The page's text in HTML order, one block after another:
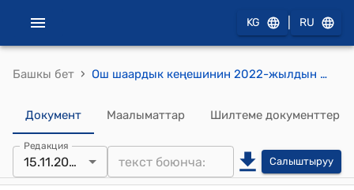
KG RU
Башкы бет › Ош шаардык кеңешинин 2022-жылдын 15-ноябрындагы № 85 "Ош шаарынын мэриясынын 2022-2025-жылдарга карата Мамлекеттик социалдык заказ боюнча Программасын бекитүү жөнүндө" токтому
Документ Маалыматтар Шилтеме документтер
Редакция
15.11.2022 Салыштыруу